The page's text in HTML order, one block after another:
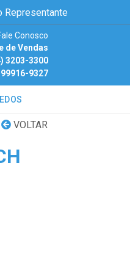
Representante
Conosco
de Vendas
3203-3300
9327
VOLTAR